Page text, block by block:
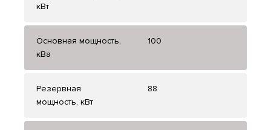
кВт
Основная мощность,
кВа
100
Резервная
мощность, кВт
88